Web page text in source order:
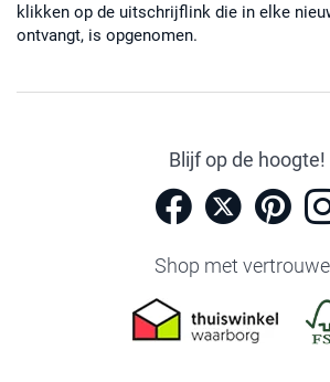
klikken op de uitschrijflink die in elke
ontvangt, is opgenomen.
Blijf op de hoogte!
Shop met